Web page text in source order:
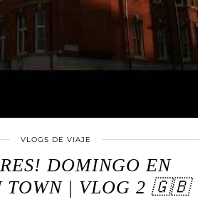
VLOGS DE VIAJE
DOMINGO EN
TOWN | VLOG 2 🇬🇧